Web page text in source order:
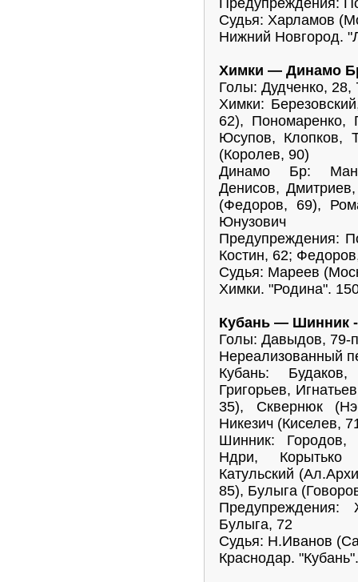
Судья: Харламов
Нижний Новгород.
Химки — Динамо
Голы: Дудченко, 28,
Химки:
62), Пономаренко,
Юсупов, Клопков,
(Королев, 90)
Динамо Бр:
Денисов,
(Федоров, 69),
Юнузович
Предупреждения:
Костин, 62;
Судья: Мареев
Химки. "Родина".
Кубань — Шинник
Голы: Давыдов, 79-
Нереализованный
Кубань:
Григорьев,
35), Сквернюк
Никезич (Киселев,
Шинник: Городов,
Ндри, Корытько
Катульский
85), Булыга
Булыга, 72
Судья: Н.Иванов
Краснодар.